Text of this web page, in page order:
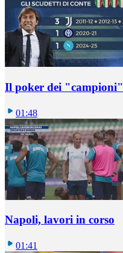
Il poker dei "campioni"
01:48
Napoli, lavori in corso
01:41